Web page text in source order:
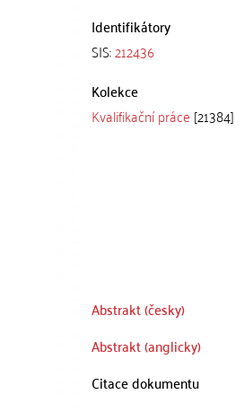
Identifikátory
SIS:212436
Kolekce
Kvalifikační práce [21384]
Abstrakt (česky)
Abstrakt (anglicky)
Citace dokumentu